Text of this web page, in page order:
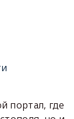
портал, где